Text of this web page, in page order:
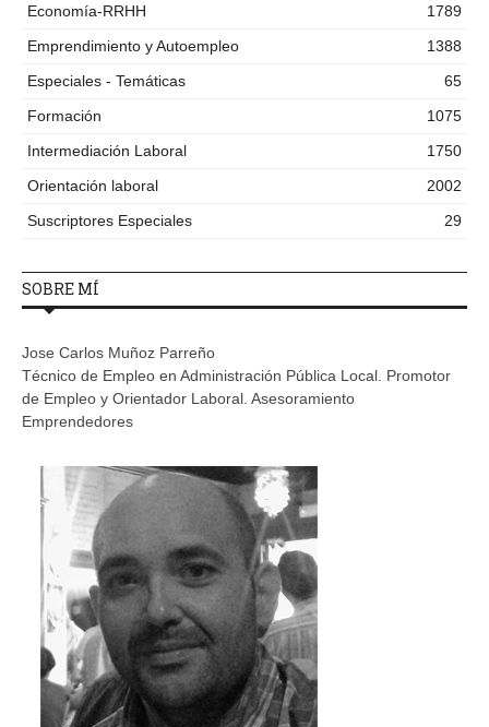
Economía-RRHH
1789
Emprendimiento y Autoempleo
1388
Especiales - Temáticas
65
Formación
1075
Intermediación Laboral
1750
Orientación laboral
2002
Suscriptores Especiales
29
SOBRE MÍ
Jose Carlos Muñoz Parreño
Técnico de Empleo en Administración Pública Local. Promotor
de Empleo y Orientador Laboral. Asesoramiento
Emprendedores